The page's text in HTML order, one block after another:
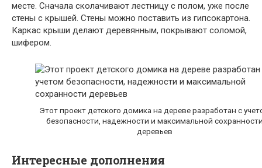
месте. Сначала сколачивают лестницу с полом, уже после
стены с крышей. Стены можно поставить из гипсокартона.
Каркас крыши делают деревянным, покрывают соломой,
шифером.
Этот проект детского домика на дереве разработан с
безопасности, надежности и максимальной
деревьев
Интересные дополнения